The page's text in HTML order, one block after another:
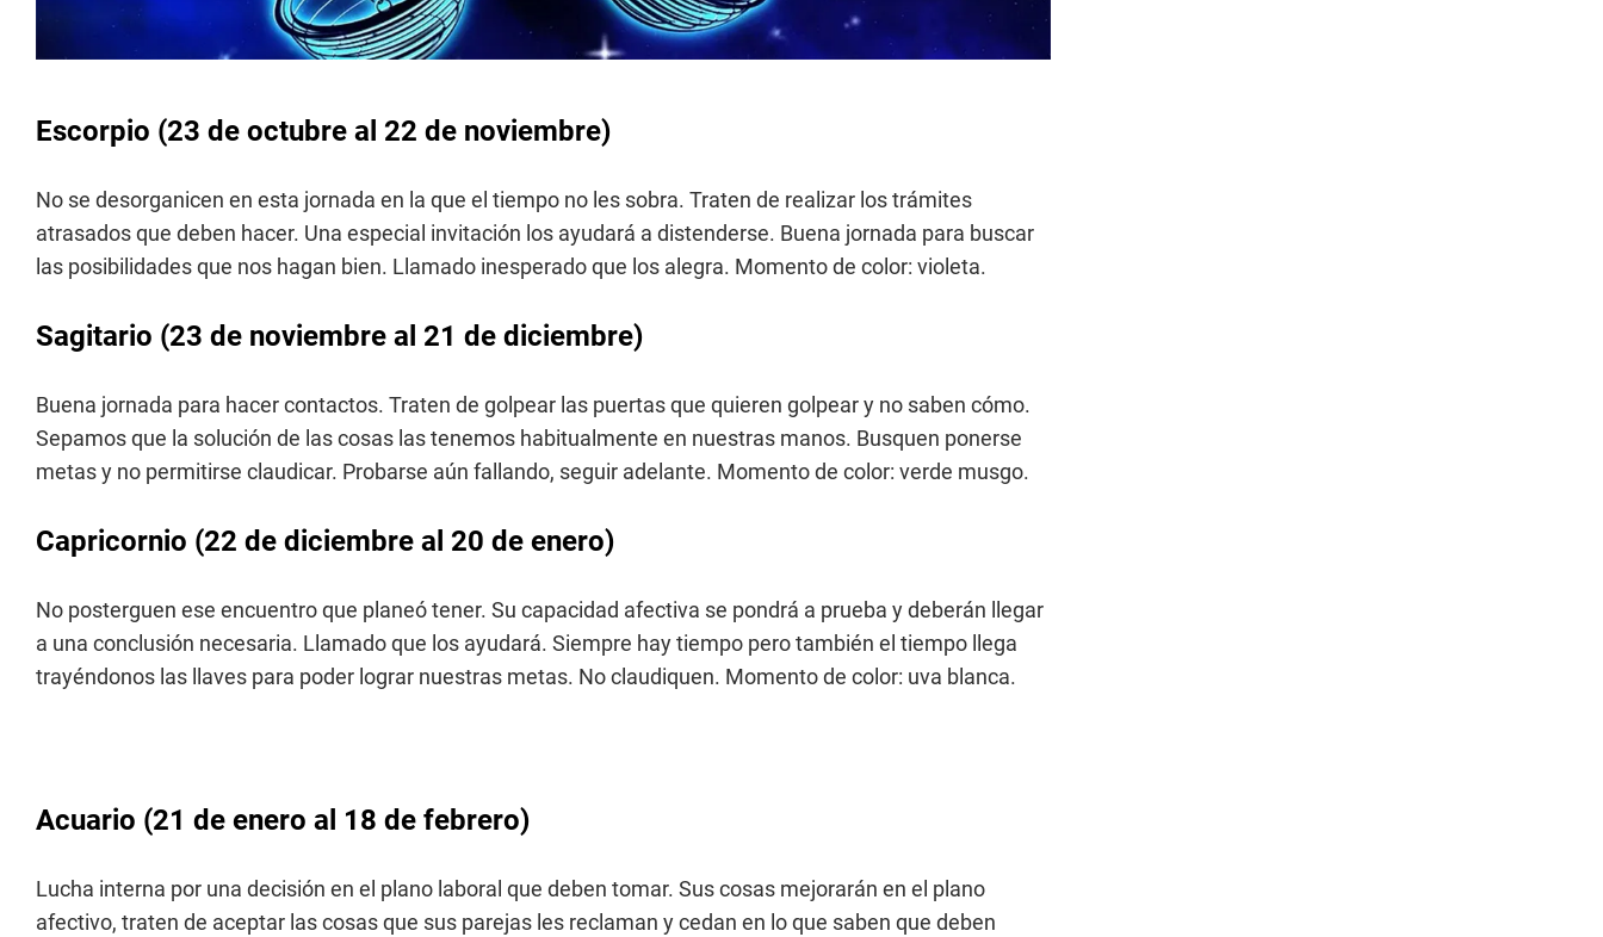
Escorpio (23 de octubre al 22 de noviembre)
No se desorganicen en esta jornada en la que el tiempo no les sobra. Traten de realizar los trámites
atrasados que deben hacer. Una especial invitación los ayudará a distenderse. Buena jornada para buscar
las posibilidades que nos hagan bien. Llamado inesperado que los alegra. Momento de color: violeta.
Sagitario (23 de noviembre al 21 de diciembre)
Buena jornada para hacer contactos. Traten de golpear las puertas que quieren golpear y no saben cómo.
Sepamos que la solución de las cosas las tenemos habitualmente en nuestras manos. Busquen ponerse
metas y no permitirse claudicar. Probarse aún fallando, seguir adelante. Momento de color: verde musgo.
Capricornio (22 de diciembre al 20 de enero)
No posterguen ese encuentro que planeó tener. Su capacidad afectiva se pondrá a prueba y deberán llegar
a una conclusión necesaria. Llamado que los ayudará. Siempre hay tiempo pero también el tiempo llega
trayéndonos las llaves para poder lograr nuestras metas. No claudiquen. Momento de color: uva blanca.
Acuario (21 de enero al 18 de febrero)
Lucha interna por una decisión en el plano laboral que deben tomar. Sus cosas mejorarán en el plano
afectivo, traten de aceptar las cosas que sus parejas les reclaman y cedan en lo que saben que deben